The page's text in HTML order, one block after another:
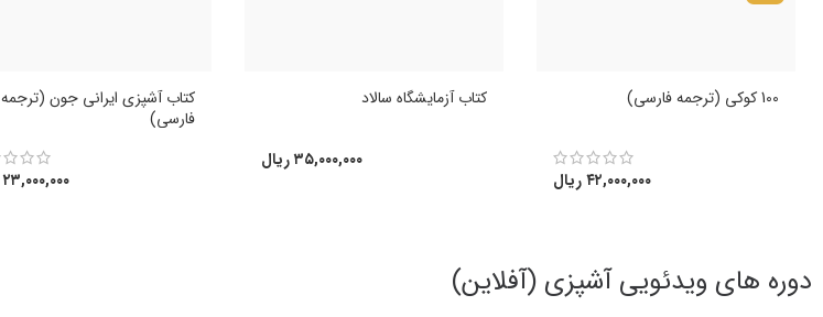
100 کوکی (ترجمه فارسی)
۴۲,۰۰۰,۰۰۰ریال
کتاب آزمایشگاه سالاد
۳۵,۰۰۰,۰۰۰ ریال
کتاب آشپزی ایرانی جون (ترجمه
فارسی)
۲۳,۰۰۰,۰۰۰
دوره های ویدئویی آشپزی (آفلاین)